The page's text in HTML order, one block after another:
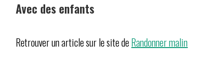
Avec des enfants
Retrouver un article sur le site deRandonner malin